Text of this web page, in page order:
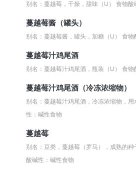
别名：蔓越莓，干燥，甜味（U）食物酸
蔓越莓酱（罐头）
别名：蔓越莓酱，罐头，加糖（U）食物
蔓越莓汁鸡尾酒
别名：蔓越莓汁鸡尾酒，瓶装（U）食物
蔓越莓汁鸡尾酒（冷冻浓缩物）
别名：蔓越莓汁鸡尾酒，冷冻浓缩物，
性：碱性食物
蔓越莓
别名：豆类，蔓越莓（罗马），成熟的
酸碱性：碱性食物